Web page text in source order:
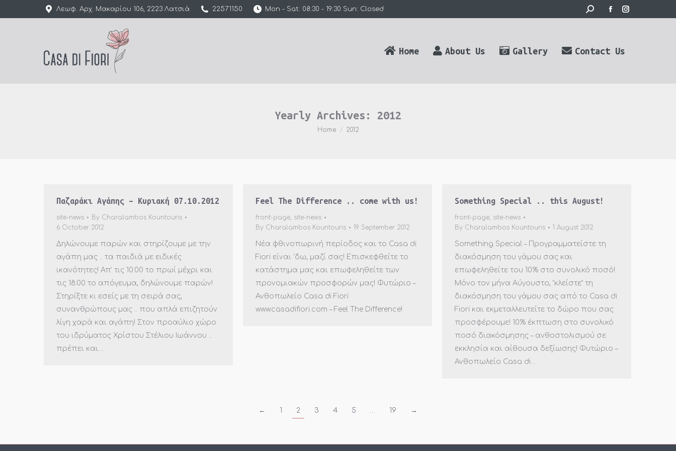
Λεωφ. Αρχ. Μακαρίου 106, 2223 Λατσιά 22571150 Mon - Sat: 08:30 - 19:30 Sun: Closed Search:
Facebook
in
Instagram
Home About Us Gallery Contact Us
Yearly Archives: 2012
You are here:
Home 2012
Παζαράκι Αγάπης – Κυριακή 07.10.2012
site-news By Charalambos Kountouris
6 October 2012
Δηλώνουμε παρών και στηρίζουμε με την
αγάπη μας .. τα παιδιά με ειδικές
ικανότητες! Απ’ τις 10:00 το πρωί μέχρι και
τις 18:00 το απόγευμα, δηλώνουμε παρών!
Στηρίξτε κι εσείς με τη σειρά σας,
συνανθρώπους μας .. που απλά επιζητούν
λίγη χαρά και αγάπη! Στον προαύλιο χώρο
του ιδρύματος Χρίστου Στέλιου Ιωάννου ..
πρέπει και…
Feel The Difference .. come with us!
front-page, site-news
By Charalambos Kountouris 19 September 2012
Νέα φθινοπωρινή περίοδος και το Casa di
Fiori είναι ‘δω, μαζί σας! Επισκεφθείτε το
κατάστημα μας και επωφεληθείτε των
προνομιακών προσφορών μας! Φυτώριο –
Ανθοπωλείο Casa di Fiori
www.casadifiori.com – Feel The Difference!
Something Special .. this August!
front-page, site-news
By Charalambos Kountouris 1 August 2012
Something Special – Προγραμματείστε τη
διακόσμηση του γάμου σας και
επωφεληθείτε του 10% στο συνολικό ποσό!
Μόνο τον μήνα Αύγουστο, “κλείστε” τη
διακόσμηση του γάμου σας από το Casa di
Fiori και εκμεταλλευτείτε το δώρο που σας
προσφέρουμε! 10% έκπτωση στο συνολικό
ποσό διακόσμησης – ανθοστολισμού σε
εκκλησία και αίθουσα δεξίωσης! Φυτώριο –
Ανθοπωλείο Casa di…
← 1 2 3 4 5 … 19 →